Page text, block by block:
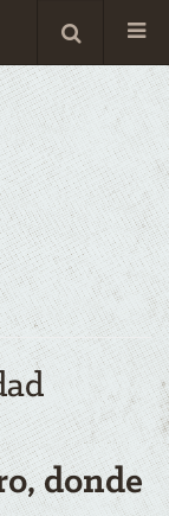
donde